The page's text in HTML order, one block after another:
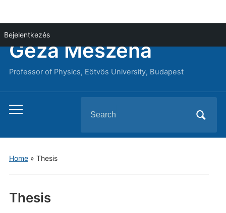
Bejelentkezés
Géza Meszéna
Professor of Physics, Eötvös University, Budapest
Toggle
menu
for:
Home» Thesis
Thesis